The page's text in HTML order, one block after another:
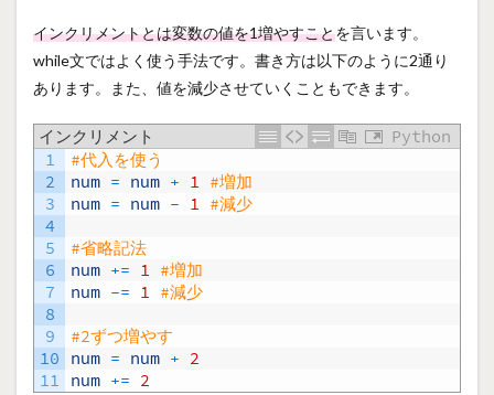
インクリメントとは変数の値を1増やすことを言います。
while文ではよく使う手法です。書き方は以下のように2通り
あります。また、値を減少させていくこともできます。
インクリメント
Python
1
2
3
4
5
6
7
8
9
10
11
#代入を使う
num = num + 1 #増加
num = num - 1 #減少
#省略記法
num += 1 #増加
num -= 1 #減少
#2ずつ増やす
num = num + 2
num += 2